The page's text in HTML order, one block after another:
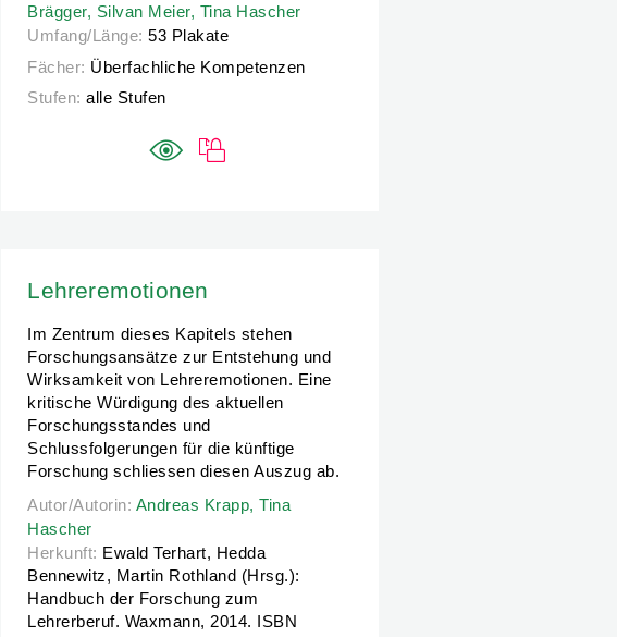
Brägger, Silvan Meier, Tina Hascher
Umfang/Länge: 53 Plakate
Fächer: Überfachliche Kompetenzen
Stufen: alle Stufen
Lehreremotionen
Im Zentrum dieses Kapitels stehen
Forschungsansätze zur Entstehung und
Wirksamkeit von Lehreremotionen. Eine
kritische Würdigung des aktuellen
Forschungsstandes und
Schlussfolgerungen für die künftige
Forschung schliessen diesen Auszug ab.
Autor/Autorin: Andreas Krapp,Tina Hascher
Autor/Autorin: Andreas Krapp,Tina
Hascher
Herkunft: Ewald Terhart, Hedda
Bennewitz, Martin Rothland (Hrsg.):
Handbuch der Forschung zum
Lehrerberuf. Waxmann, 2014. ISBN